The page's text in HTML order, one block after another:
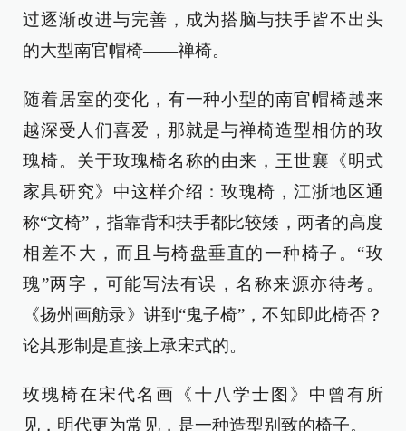
过逐渐改进与完善，成为搭脑与扶手皆不出头
的大型南官帽椅——禅椅。
随着居室的变化，有一种小型的南官帽椅越来
越深受人们喜爱，那就是与禅椅造型相仿的玫
瑰椅。关于玫瑰椅名称的由来，王世襄《明式
家具研究》中这样介绍：玫瑰椅，江浙地区通
称“文椅”，指靠背和扶手都比较矮，两者的高度
相差不大，而且与椅盘垂直的一种椅子。“玫
瑰”两字，可能写法有误，名称来源亦待考。
《扬州画舫录》讲到“鬼子椅”，不知即此椅否？
论其形制是直接上承宋式的。
玫瑰椅在宋代名画《十八学士图》中曾有所
见，明代更为常见，是一种造型别致的椅子。